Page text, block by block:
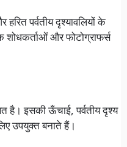
हरित पर्वतीय दृश्यावलियों के
और फोटोग्राफर्स
है। इसकी ऊँचाई, पर्वतीय दृश्य
उपयुक्त बनाते हैं।